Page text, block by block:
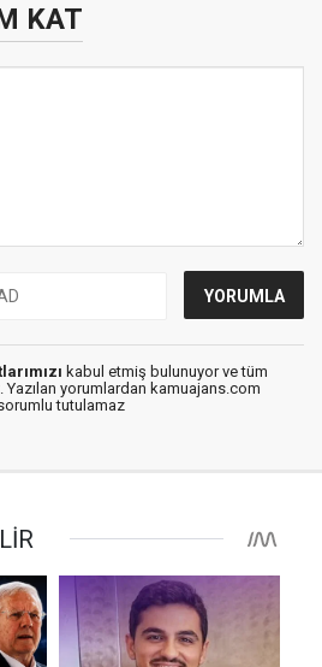
KAT
kabul etmiş bulunuyor ve tüm
yorumlardan kamuajans.com
tutulamaz